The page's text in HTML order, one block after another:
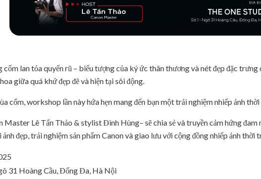
lan tỏa quyến rũ – biểu tượng của ký ức thân thương và nét đẹp đặc
giữa quá khứ đẹp đẽ và hiện tại sôi động.
cốm, workshop lần này hứa hẹn mang đến bạn một trải nghiệm nhiếp ảnh
Master Lê Tấn Thảo & stylist Đình Hùng– sẽ chia sẻ và truyền cảm hứng
đẹp, trải nghiệm sản phẩm Canon và giao lưu với cộng đồng nhiếp ảnh thời
31 Hoàng Cầu, Đống Đa, Hà Nội